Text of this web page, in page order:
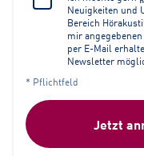
Neuigkeiten und
Bereich
mir
per E-Mail
Newsletter
* Pflichtfeld
Jetzt